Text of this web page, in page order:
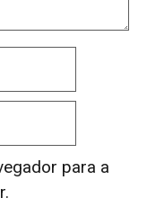
para a